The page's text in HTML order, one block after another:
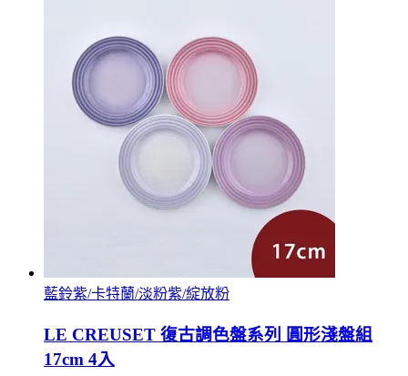
藍鈴紫/卡特蘭/淡粉紫/綻放粉
LE CREUSET 復古調色盤系列 圓形淺盤組
17cm 4入